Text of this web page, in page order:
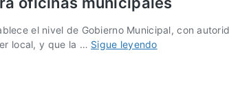
el nivel de Gobierno Municipal, con
local, y que la … Sigue leyendoMunicipalismo